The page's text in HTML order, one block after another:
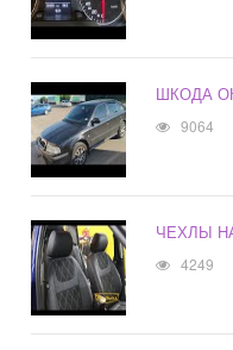
ШКОДА
9064
ЧЕХЛЫ
4249